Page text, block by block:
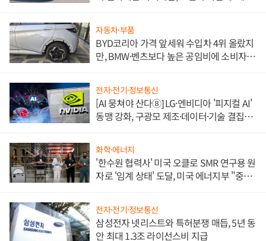
자동차·부품
BYD코리아 가격 앞세워 수입차 4위 올랐지
만, BMW·벤츠보다 높은 공임비에 소비자
전자·전기·정보통신
[AI 뭉쳐야 산다⑧] LG·엔비디아 '피지컬 AI'
동맹 강화, 구광모 제조·데이터·기술 결집
화학·에너지
'한수원 협력사' 미국 오클로 SMR 연구용 원
자로 '임계 상태' 도달, 미국 에너지부 "중요
전자·전기·정보통신
삼성전자 넷리스트와 특허분쟁 매듭, 5년 동
안 최대 1.3조 라이선스비 지급